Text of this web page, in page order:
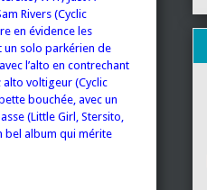
Rivers (Cyclic
en évidence les
un solo parkérien de
l’alto en contrechant
voltigeur (Cyclic
bouchée, avec un
(Little Girl, Stersito,
bel album qui mérite